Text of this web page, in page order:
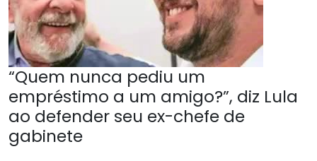
“Quem nunca pediu um
empréstimo a um amigo?”, diz Lula
ao defender seu ex-chefe de
gabinete